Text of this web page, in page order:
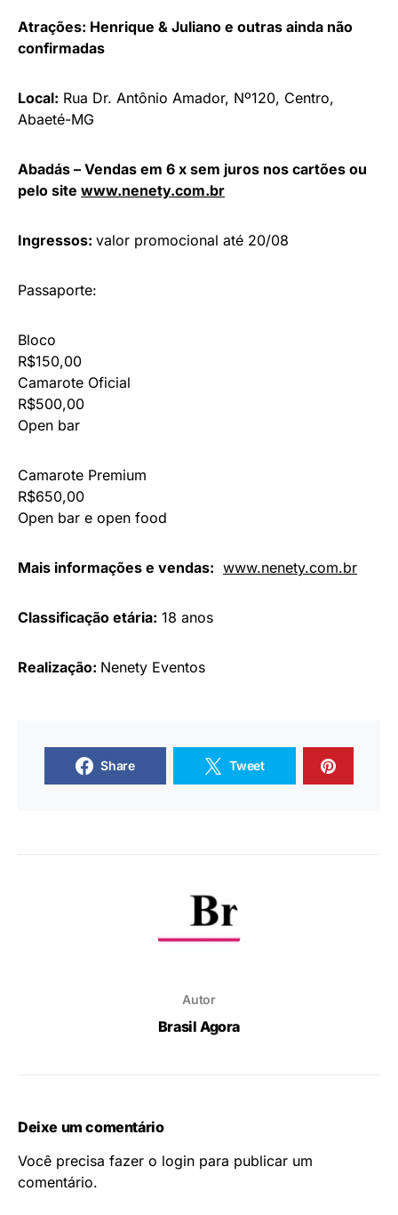
Atrações: Henrique & Juliano e outras ainda não
confirmadas
Local: Rua Dr. Antônio Amador, Nº120, Centro,
Abaeté-MG
Abadás – Vendas em 6 x sem juros nos cartões ou
pelo site www.nenety.com.br
Ingressos: valor promocional até 20/08
Passaporte:
Bloco
R$150,00
Camarote Oficial
R$500,00
Open bar
Camarote Premium
R$650,00
Open bar e open food
Mais informações e vendas: www.nenety.com.br
Classificação etária: 18 anos
Realização: Nenety Eventos
Share Tweet
Autor
Brasil Agora
Deixe um comentário
Você precisa fazer o login para publicar um
comentário.